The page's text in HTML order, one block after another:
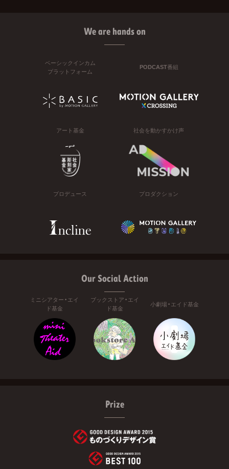
We are hands on
ベーシックインカム
プラットフォーム
PODCAST番組
アート基金 社会を動かすかけ声
プロデュース プロダクション
Our Social Action
ミニシアター・エイ
ド基金
ブックストア・エイ
ド基金
小劇場・エイド基金
Prize